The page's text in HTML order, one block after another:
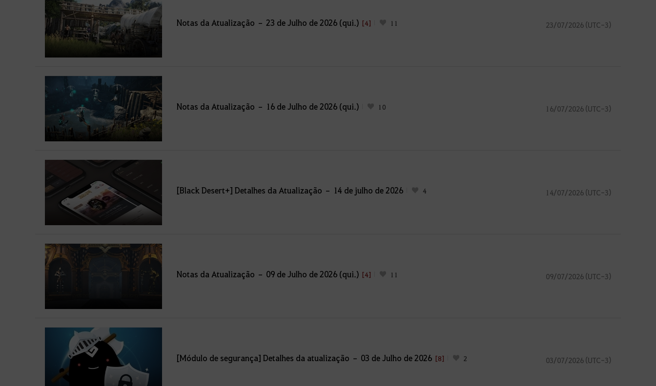
Notas da Atualização – 23 de Julho de 2026 (qui.) [4] 11 23/07/2026 (UTC-3)
Notas da Atualização – 16 de Julho de 2026 (qui.) 10 16/07/2026 (UTC-3)
[Black Desert+] Detalhes da Atualização – 14 de julho de 2026 4 14/07/2026 (UTC-3)
Notas da Atualização – 09 de Julho de 2026 (qui.) [4] 11 09/07/2026 (UTC-3)
[Módulo de segurança] Detalhes da atualização – 03 de Julho de 2026 [8] 2 03/07/2026 (UTC-3)